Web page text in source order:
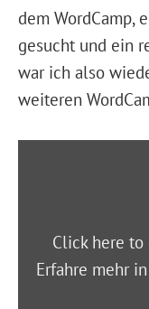
dem WordCamp,
gesucht und ein
war ich also
weiteren
Click here
Erfahre mehr